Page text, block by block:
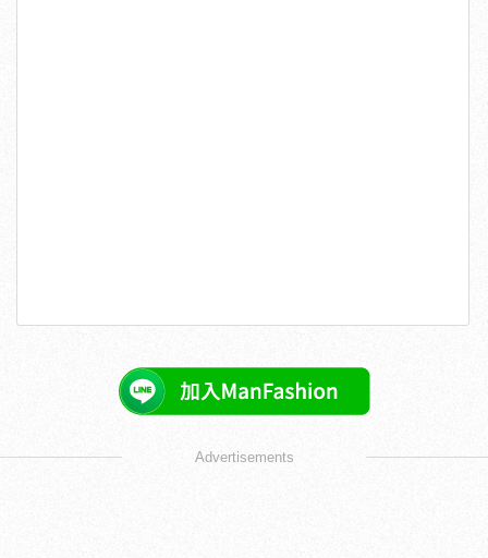
Advertisements